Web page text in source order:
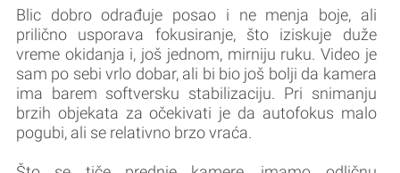
Blic dobro odrađuje posao i ne menja boje, ali
prilično usporava fokusiranje, što iziskuje duže
vreme okidanja i, još jednom, mirniju ruku. Video je
sam po sebi vrlo dobar, ali bi bio još bolji da kamera
ima barem softversku stabilizaciju. Pri snimanju
brzih objekata za očekivati je da autofokus malo
pogubi, ali se relativno brzo vraća.